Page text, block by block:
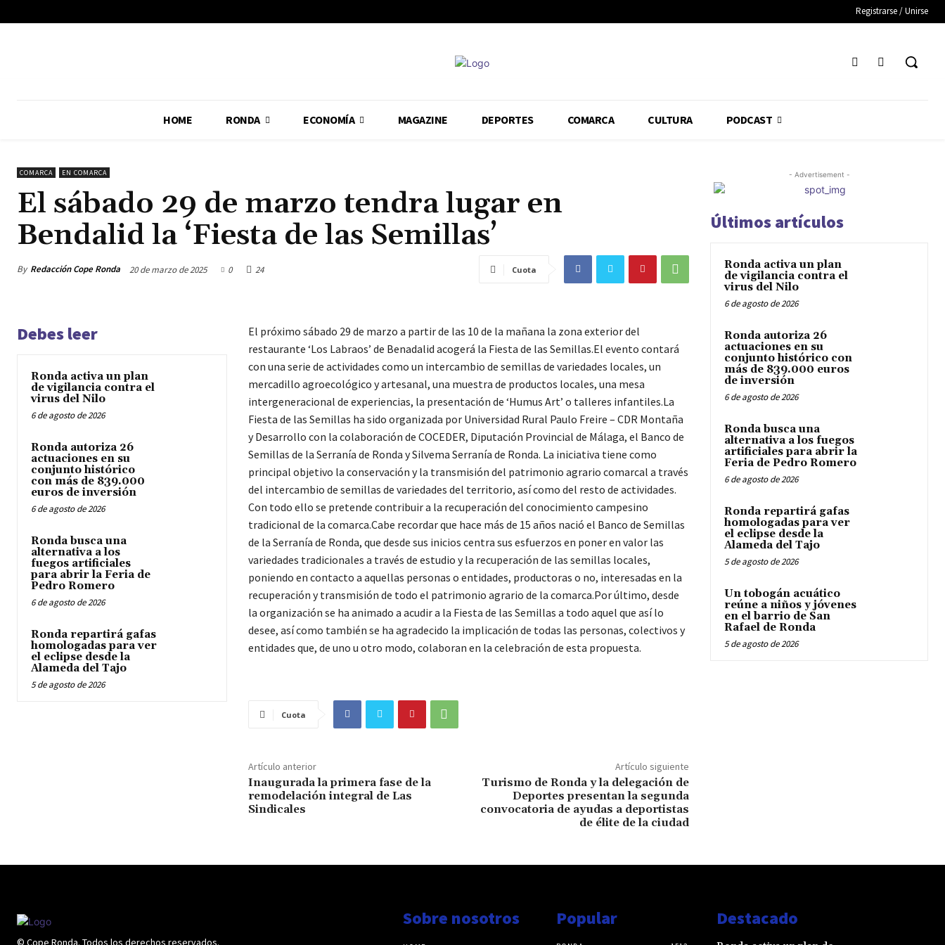
Registrarse / Unirse
HOME RONDA ECONOMÍA MAGAZINE DEPORTES COMARCA CULTURA PODCAST
COMARCA EN COMARCA
El sábado 29 de marzo tendra lugar en
Bendalid la ‘Fiesta de las Semillas’
By Redacción Cope Ronda 20 de marzo de 2025 0 24 Cuota
Debes leer
Ronda activa un plan
de vigilancia contra el
virus del Nilo
6 de agosto de 2026
Ronda autoriza 26
actuaciones en su
conjunto histórico
con más de 839.000
euros de inversión
6 de agosto de 2026
Ronda busca una
alternativa a los
fuegos artificiales
para abrir la Feria de
Pedro Romero
6 de agosto de 2026
Ronda repartirá gafas
homologadas para ver
el eclipse desde la
Alameda del Tajo
5 de agosto de 2026
El próximo sábado 29 de marzo a partir de las 10 de la mañana la zona exterior del
restaurante ‘Los Labraos’ de Benadalid acogerá la Fiesta de las Semillas.El evento contará
con una serie de actividades como un intercambio de semillas de variedades locales, un
mercadillo agroecológico y artesanal, una muestra de productos locales, una mesa
intergeneracional de experiencias, la presentación de ‘Humus Art’ o talleres infantiles.La
Fiesta de las Semillas ha sido organizada por Universidad Rural Paulo Freire – CDR Montaña
y Desarrollo con la colaboración de COCEDER, Diputación Provincial de Málaga, el Banco de
Semillas de la Serranía de Ronda y Silvema Serranía de Ronda. La iniciativa tiene como
principal objetivo la conservación y la transmisión del patrimonio agrario comarcal a través
del intercambio de semillas de variedades del territorio, así como del resto de actividades.
Con todo ello se pretende contribuir a la recuperación del conocimiento campesino
tradicional de la comarca.Cabe recordar que hace más de 15 años nació el Banco de Semillas
de la Serranía de Ronda, que desde sus inicios centra sus esfuerzos en poner en valor las
variedades tradicionales a través de estudio y la recuperación de las semillas locales,
poniendo en contacto a aquellas personas o entidades, productoras o no, interesadas en la
recuperación y transmisión de todo el patrimonio agrario de la comarca.Por último, desde
la organización se ha animado a acudir a la Fiesta de las Semillas a todo aquel que así lo
desee, así como también se ha agradecido la implicación de todas las personas, colectivos y
entidades que, de uno u otro modo, colaboran en la celebración de esta propuesta.
Cuota
Artículo anterior
Inaugurada la primera fase de la
remodelación integral de Las
Sindicales
Artículo siguiente
Turismo de Ronda y la delegación de
Deportes presentan la segunda
convocatoria de ayudas a deportistas
de élite de la ciudad
- Advertisement -
Últimos artículos
Ronda activa un plan
de vigilancia contra el
virus del Nilo
6 de agosto de 2026
Ronda autoriza 26
actuaciones en su
conjunto histórico con
más de 839.000 euros
de inversión
6 de agosto de 2026
Ronda busca una
alternativa a los fuegos
artificiales para abrir la
Feria de Pedro Romero
6 de agosto de 2026
Ronda repartirá gafas
homologadas para ver
el eclipse desde la
Alameda del Tajo
5 de agosto de 2026
Un tobogán acuático
reúne a niños y jóvenes
en el barrio de San
Rafael de Ronda
5 de agosto de 2026
© Cope Ronda. Todos los derechos reservados.
Sobre nosotros Popular Destacado